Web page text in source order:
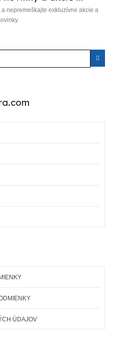
nepremeškajte exkluzívne akcie a
ÚDAJOV